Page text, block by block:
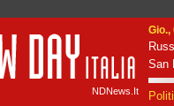
New Day Italia
NDNews.It
Gio.,
San